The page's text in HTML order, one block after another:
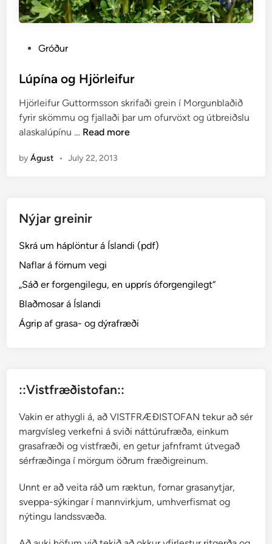
s
e
d
i
Gróður
Lúpína og Hjörleifur
Hjörleifur Guttormsson skrifaði grein í Morgunblaðið
fyrir skömmu og fjallaði þar um ofurvöxt og útbreiðslu
alaskalúpínu … L
p
o
H
j
r
l
e
Read more
byÁgust • July 22, 2013
Nýjar greinir
Skrá um háplöntur á Íslandi (pdf)
Naflar á förnum vegi
„Sáð er forgengilegu, en upprís óforgengilegt“
Blaðmosar á Íslandi
Ágrip af grasa- og dýrafræði
::Vistfræðistofan::
Vakin er athygli á, að VISTFRÆÐISTOFAN tekur að sér
margvísleg verkefni á sviði náttúrufræða, einkum
grasafræði og vistfræði, en getur jafnframt útvegað
sérfræðinga í mörgum öðrum fræðigreinum.
Unnt er að veita ráð um ræktun, fornar grasanytjar,
sveppa-sýkingar í mannvirkjum, umhverfismat og
nýtingu landssvæða.